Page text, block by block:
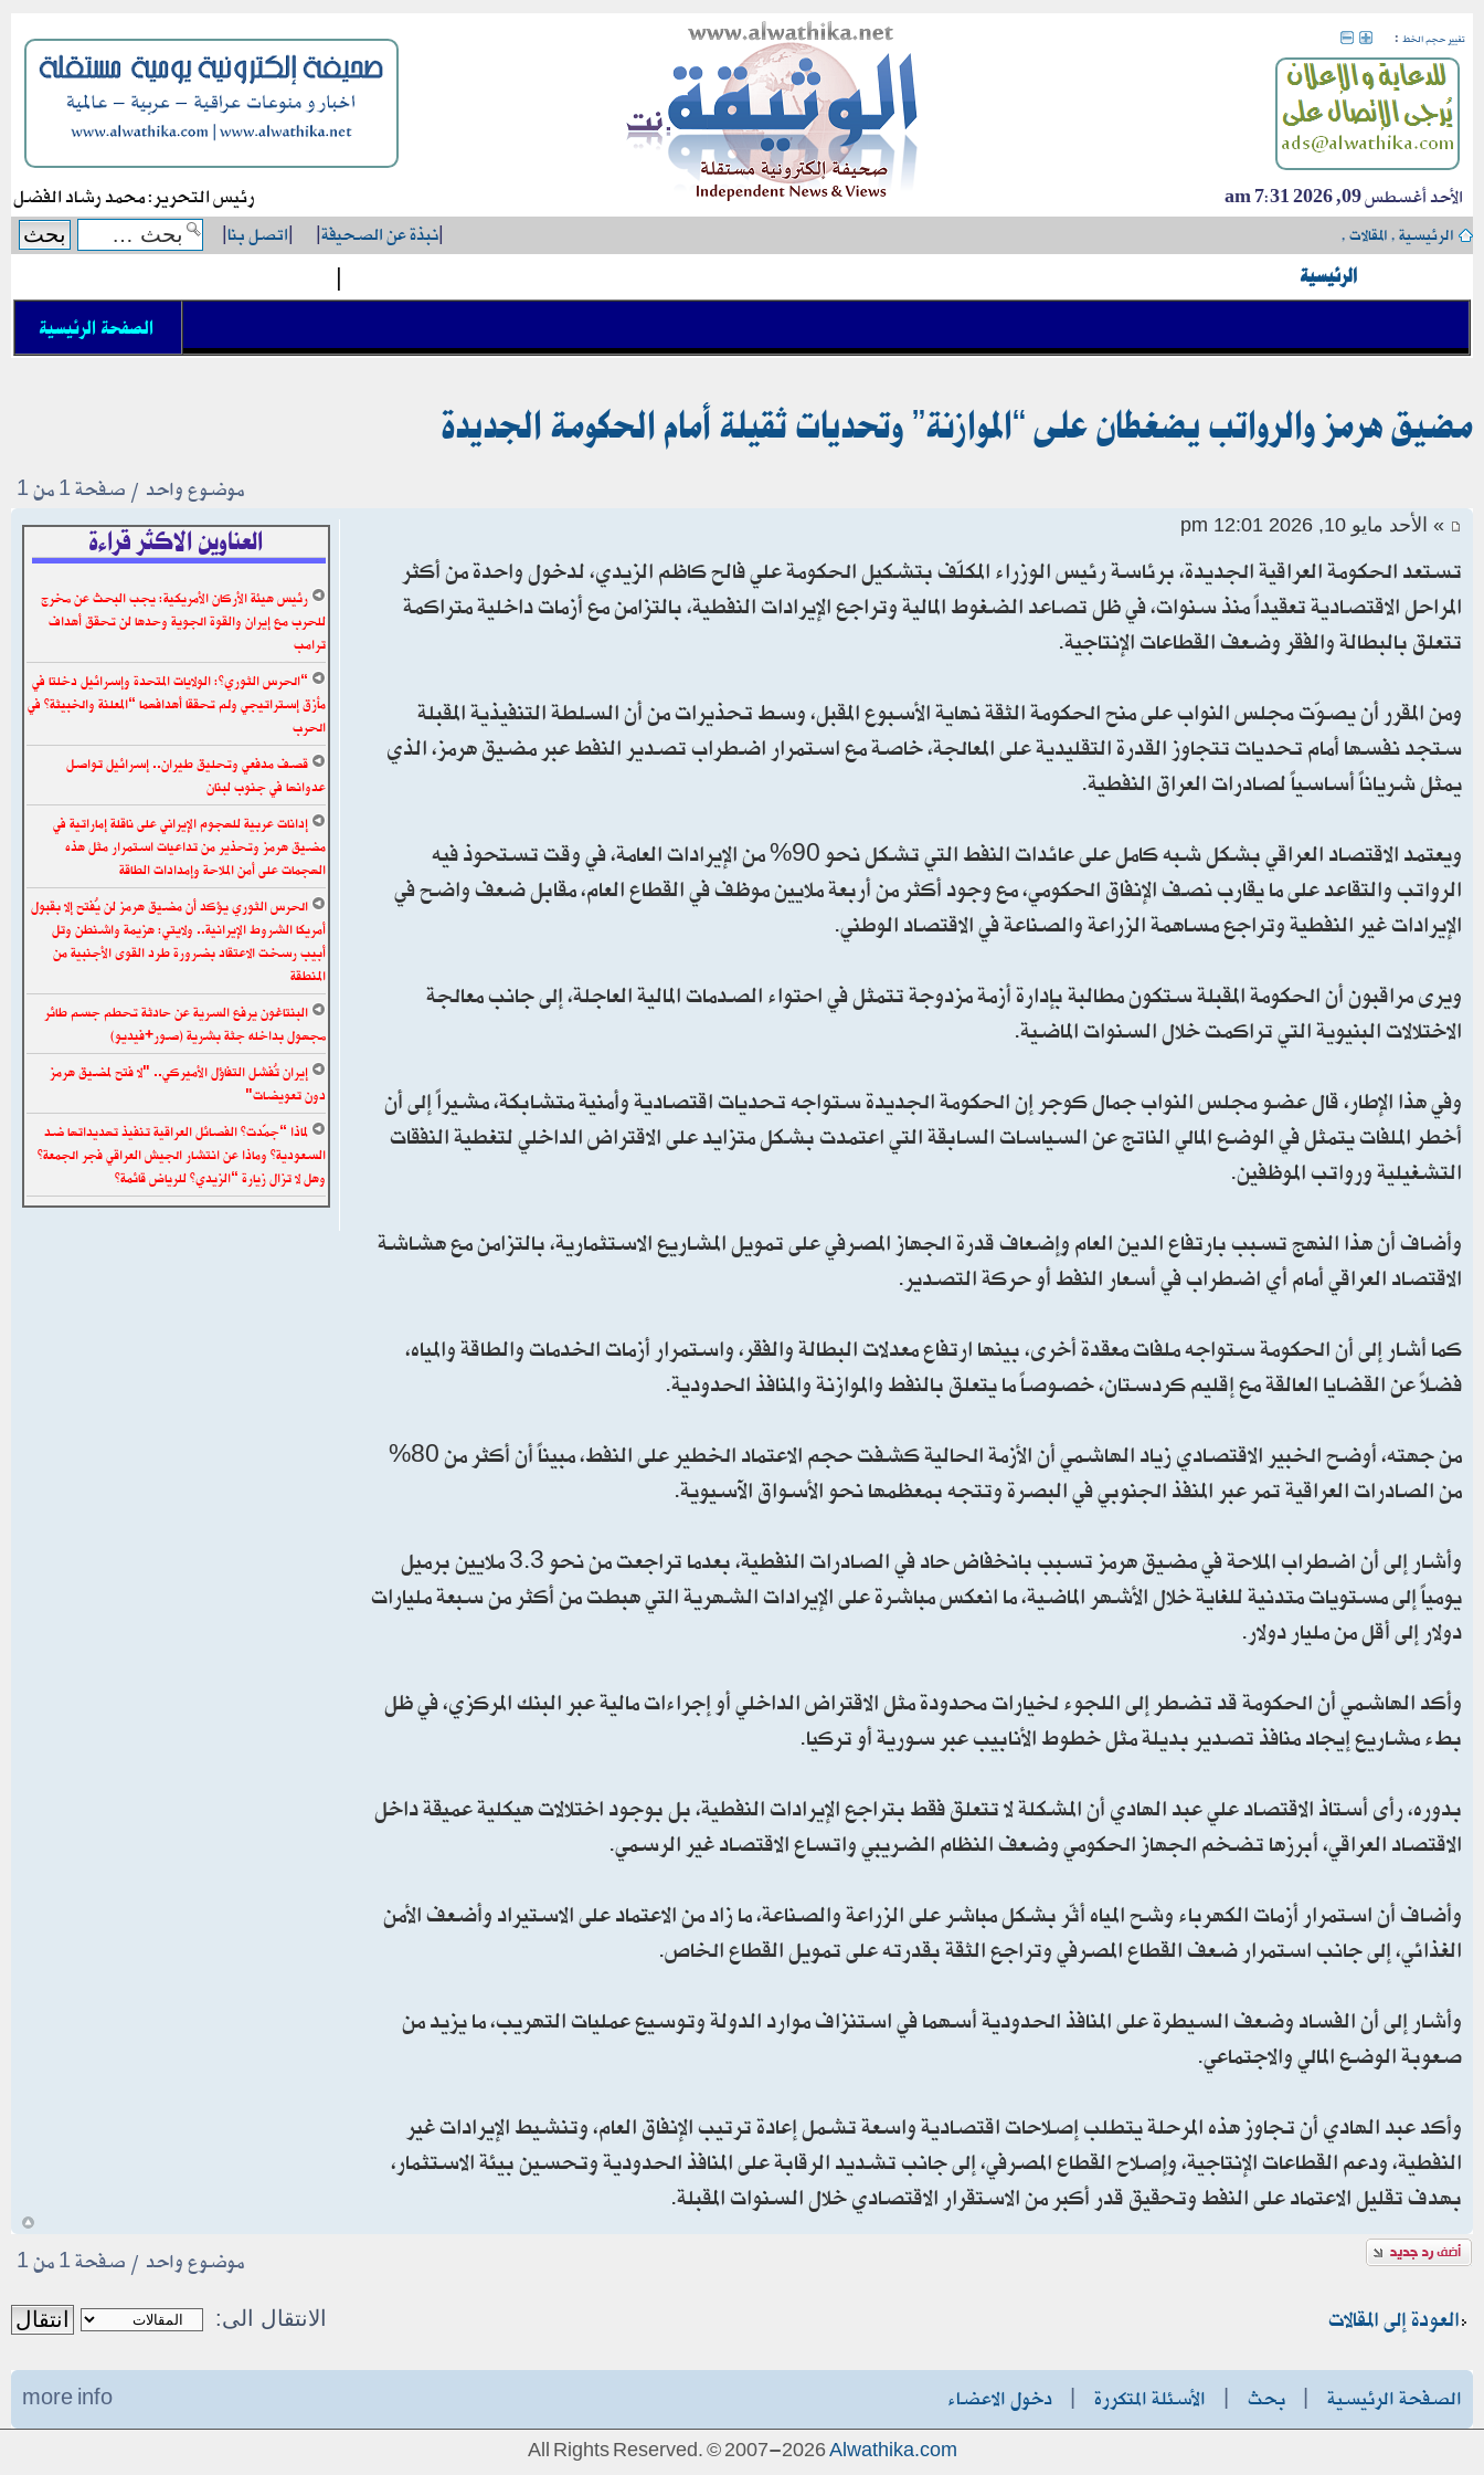
تغيير حجم الخط :
الأحد أغسطس 09, 2026 7:31 am رئيس التحرير: محمد رشاد الفضل
الرئيسية›المقالات›
|نبذة عن الصحيفة|
|اتصل بنا|
الرئيسية |
الصفحة الرئيسية
مضيق هرمز والرواتب يضغطان على “الموازنة” وتحديات ثقيلة أمام الحكومة الجديدة
موضوع واحد • صفحة1من1
» الأحد مايو 10, 2026 12:01 pm
تستعد الحكومة العراقية الجديدة، برئاسة رئيس الوزراء المكلّف بتشكيل الحكومة علي فالح كاظم الزيدي، لدخول واحدة من أكثر
المراحل الاقتصادية تعقيداً منذ سنوات، في ظل تصاعد الضغوط المالية وتراجع الإيرادات النفطية، بالتزامن مع أزمات داخلية متراكمة
تتعلق بالبطالة والفقر وضعف القطاعات الإنتاجية.
ومن المقرر أن يصوّت مجلس النواب على منح الحكومة الثقة نهاية الأسبوع المقبل، وسط تحذيرات من أن السلطة التنفيذية المقبلة
ستجد نفسها أمام تحديات تتجاوز القدرة التقليدية على المعالجة، خاصة مع استمرار اضطراب تصدير النفط عبر مضيق هرمز، الذي
يمثل شرياناً أساسياً لصادرات العراق النفطية.
ويعتمد الاقتصاد العراقي بشكل شبه كامل على عائدات النفط التي تشكل نحو 90% من الإيرادات العامة، في وقت تستحوذ فيه
الرواتب والتقاعد على ما يقارب نصف الإنفاق الحكومي، مع وجود أكثر من أربعة ملايين موظف في القطاع العام، مقابل ضعف واضح في
الإيرادات غير النفطية وتراجع مساهمة الزراعة والصناعة في الاقتصاد الوطني.
ويرى مراقبون أن الحكومة المقبلة ستكون مطالبة بإدارة أزمة مزدوجة تتمثل في احتواء الصدمات المالية العاجلة، إلى جانب معالجة
الاختلالات البنيوية التي تراكمت خلال السنوات الماضية.
وفي هذا الإطار، قال عضو مجلس النواب جمال كوجر إن الحكومة الجديدة ستواجه تحديات اقتصادية وأمنية متشابكة، مشيراً إلى أن
أخطر الملفات يتمثل في الوضع المالي الناتج عن السياسات السابقة التي اعتمدت بشكل متزايد على الاقتراض الداخلي لتغطية النفقات
التشغيلية ورواتب الموظفين.
وأضاف أن هذا النهج تسبب بارتفاع الدين العام وإضعاف قدرة الجهاز المصرفي على تمويل المشاريع الاستثمارية، بالتزامن مع هشاشة
الاقتصاد العراقي أمام أي اضطراب في أسعار النفط أو حركة التصدير.
كما أشار إلى أن الحكومة ستواجه ملفات معقدة أخرى، بينها ارتفاع معدلات البطالة والفقر، واستمرار أزمات الخدمات والطاقة والمياه،
فضلاً عن القضايا العالقة مع إقليم كردستان، خصوصاً ما يتعلق بالنفط والموازنة والمنافذ الحدودية.
من جهته، أوضح الخبير الاقتصادي زياد الهاشمي أن الأزمة الحالية كشفت حجم الاعتماد الخطير على النفط، مبيناً أن أكثر من 80%
من الصادرات العراقية تمر عبر المنفذ الجنوبي في البصرة وتتجه بمعظمها نحو الأسواق الآسيوية.
وأشار إلى أن اضطراب الملاحة في مضيق هرمز تسبب بانخفاض حاد في الصادرات النفطية، بعدما تراجعت من نحو 3.3 ملايين برميل
يومياً إلى مستويات متدنية للغاية خلال الأشهر الماضية، ما انعكس مباشرة على الإيرادات الشهرية التي هبطت من أكثر من سبعة مليارات
دولار إلى أقل من مليار دولار.
وأكد الهاشمي أن الحكومة قد تضطر إلى اللجوء لخيارات محدودة مثل الاقتراض الداخلي أو إجراءات مالية عبر البنك المركزي، في ظل
بطء مشاريع إيجاد منافذ تصدير بديلة مثل خطوط الأنابيب عبر سورية أو تركيا.
بدوره، رأى أستاذ الاقتصاد علي عبد الهادي أن المشكلة لا تتعلق فقط بتراجع الإيرادات النفطية، بل بوجود اختلالات هيكلية عميقة داخل
الاقتصاد العراقي، أبرزها تضخم الجهاز الحكومي وضعف النظام الضريبي واتساع الاقتصاد غير الرسمي.
وأضاف أن استمرار أزمات الكهرباء وشح المياه أثّر بشكل مباشر على الزراعة والصناعة، ما زاد من الاعتماد على الاستيراد وأضعف الأمن
الغذائي، إلى جانب استمرار ضعف القطاع المصرفي وتراجع الثقة بقدرته على تمويل القطاع الخاص.
وأشار إلى أن الفساد وضعف السيطرة على المنافذ الحدودية أسهما في استنزاف موارد الدولة وتوسيع عمليات التهريب، ما يزيد من
صعوبة الوضع المالي والاجتماعي.
وأكد عبد الهادي أن تجاوز هذه المرحلة يتطلب إصلاحات اقتصادية واسعة تشمل إعادة ترتيب الإنفاق العام، وتنشيط الإيرادات غير
النفطية، ودعم القطاعات الإنتاجية، وإصلاح القطاع المصرفي، إلى جانب تشديد الرقابة على المنافذ الحدودية وتحسين بيئة الاستثمار،
بهدف تقليل الاعتماد على النفط وتحقيق قدر أكبر من الاستقرار الاقتصادي خلال السنوات المقبلة.
العناوين الاكثر قراءة
رئيس هيئة الأركان الأمريكية: يجب البحث عن مخرج
للحرب مع إيران والقوة الجوية وحدها لن تحقق أهداف
ترامب
“الحرس الثوري”: الولايات المتحدة وإسرائيل دخلتا في
مأزق إستراتيجي ولم تحققا أهدافهما “المعلنة والخبيثة” في
الحرب
قصف مدفعي وتحليق طيران.. إسرائيل تواصل
عدوانها في جنوب لبنان
إدانات عربية للهجوم الإيراني على ناقلة إماراتية في
مضيق هرمز وتحذير من تداعيات استمرار مثل هذه
الهجمات على أمن الملاحة وإمدادات الطاقة
الحرس الثوري يؤكد أن مضيق هرمز لن يُفتح إلا بقبول
أمريكا الشروط الإيرانية.. ولايتي: هزيمة واشنطن وتل
أبيب رسخت الاعتقاد بضرورة طرد القوى الأجنبية من
المنطقة
البنتاغون يرفع السرية عن حادثة تحطم جسم طائر
مجهول بداخله جثة بشرية (صور+فيديو)
إيران تُفشل التفاؤل الأميركي.. "لا فتح لمضيق هرمز
دون تعويضات"
لماذا “جمّدت” الفصائل العراقية تنفيذ تهديداتها ضد
السعودية؟ وماذا عن انتشار الجيش العراقي فجر الجمعة؟
وهل لا تزال زيارة “الزيدي” للرياض قائمة؟
إضافة رد موضوع واحد • صفحة1من1
العودة إلى المقالات الانتقال الى:
الصفحة الرئيسية | بحث | الأسئلة المتكررة | دخول الاعضاء more info
All Rights Reserved. © 2007-2026Alwathika.com